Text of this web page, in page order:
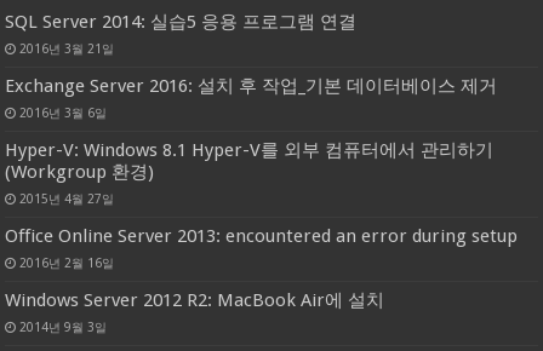
SQL Server 2014: 실습5 응용 프로그램 연결
2016년 3월 21일
Exchange Server 2016: 설치 후 작업_기본 데이터베이스 제거
2016년 3월 6일
Hyper-V: Windows 8.1 Hyper-V를 외부 컴퓨터에서 관리하기
(Workgroup 환경)
2015년 4월 27일
Office Online Server 2013: encountered an error during setup
2016년 2월 16일
Windows Server 2012 R2: MacBook Air에 설치
2014년 9월 3일